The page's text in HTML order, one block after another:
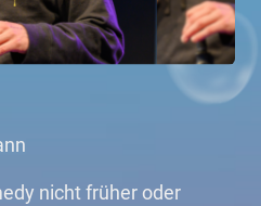
nicht früher oder